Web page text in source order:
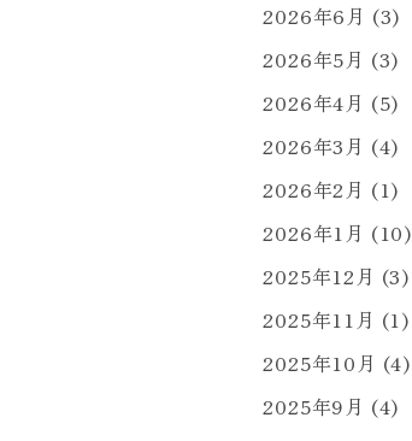
2026年6月 (3)
2026年5月 (3)
2026年4月 (5)
2026年3月 (4)
2026年2月 (1)
2026年1月 (10)
2025年12月 (3)
2025年11月 (1)
2025年10月 (4)
2025年9月 (4)